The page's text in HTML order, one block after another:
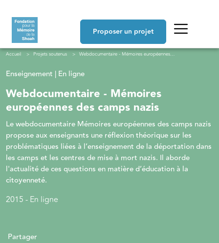
Proposer un projet
Fil d'Ariane
Accueil Projets soutenus Webdocumentaire - Mémoires européennes des camps nazis
Enseignement | En ligne
Webdocumentaire - Mémoires
européennes des camps nazis
Le webdocumentaire Mémoires européennes des camps nazis
propose aux enseignants une réflexion théorique sur les
problématiques liées à l’enseignement de la déportation dans
les camps et les centres de mise à mort nazis. Il aborde
l'actualité de ces questions en matière d’éducation à la
citoyenneté.
2015 - En ligne
Partager